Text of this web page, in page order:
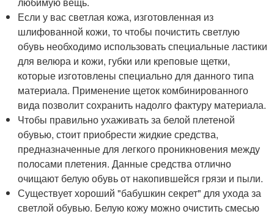
Если у вас светлая кожа, изготовленная из
шлифованной кожи, то чтобы почистить светлую
обувь необходимо использовать специальные ластики
для велюра и кожи, губки или креповые щетки,
которые изготовлены специально для данного типа
материала. Применение щеток комбинированного
вида позволит сохранить надолго фактуру материала.
Чтобы правильно ухаживать за белой плетеной
обувью, стоит приобрести жидкие средства,
предназначенные для легкого проникновения между
полосами плетения. Данные средства отлично
очищают белую обувь от накопившейся грязи и пыли.
Существует хороший "бабушкин секрет" для ухода за
светлой обувью. Белую кожу можно очистить смесью